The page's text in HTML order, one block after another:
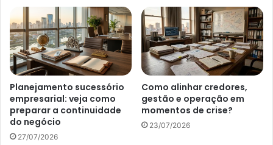
Planejamento sucessório
empresarial: veja como
preparar a continuidade
do negócio
27/07/2026
Como alinhar credores,
gestão e operação em
momentos de crise?
23/07/2026